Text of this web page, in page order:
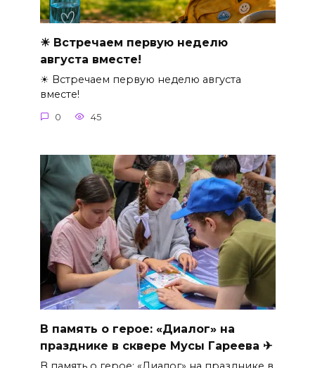
☀ Встречаем первую неделю
августа вместе!
☀ Встречаем первую неделю августа
вместе!
0 45
В память о герое: «Диалог» на
празднике в сквере Мусы Гареева ✈